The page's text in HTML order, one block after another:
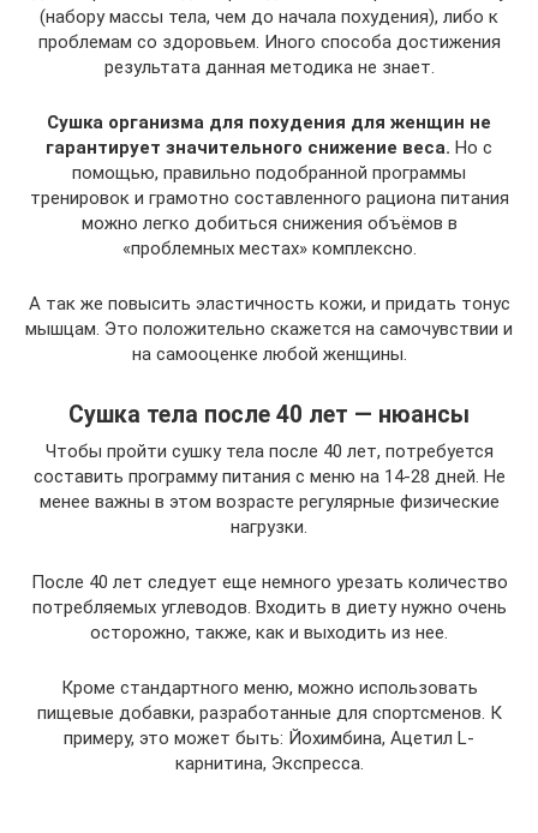
(набору массы тела, чем до начала похудения), либо к
проблемам со здоровьем. Иного способа достижения
результата данная методика не знает.
Сушка организма для похудения для женщин не
гарантирует значительного снижение веса. Но с
помощью, правильно подобранной программы
тренировок и грамотно составленного рациона питания
можно легко добиться снижения объёмов в
«проблемных местах» комплексно.
А так же повысить эластичность кожи, и придать тонус
мышцам. Это положительно скажется на самочувствии и
на самооценке любой женщины.
Сушка тела после 40 лет — нюансы
Чтобы пройти сушку тела после 40 лет, потребуется
составить программу питания с меню на 14-28 дней. Не
менее важны в этом возрасте регулярные физические
нагрузки.
После 40 лет следует еще немного урезать количество
потребляемых углеводов. Входить в диету нужно очень
осторожно, также, как и выходить из нее.
Кроме стандартного меню, можно использовать
пищевые добавки, разработанные для спортсменов. К
примеру, это может быть: Йохимбина, Ацетил L-
карнитина, Экспресса.